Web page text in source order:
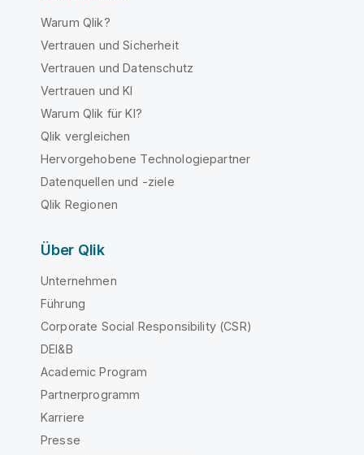
Warum Qlik?
Vertrauen und Sicherheit
Vertrauen und Datenschutz
Vertrauen und KI
Warum Qlik für KI?
Qlik vergleichen
Hervorgehobene Technologiepartner
Datenquellen und -ziele
Qlik Regionen
Über Qlik
Unternehmen
Führung
Corporate Social Responsibility (CSR)
DEI&B
Academic Program
Partnerprogramm
Karriere
Presse